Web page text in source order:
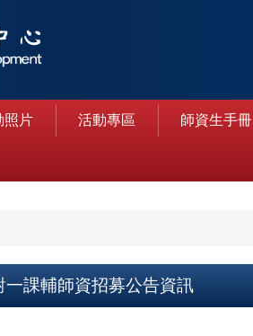
照片 活動專區 師資生手冊
一課輔師資招募公告資訊